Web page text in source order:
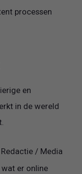
processen
en
in de wereld
/ Media
er online